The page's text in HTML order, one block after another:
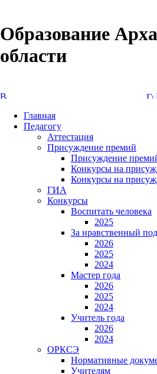
Образование
области
Главная
Педагогу
Аттестация
Присуждение премий
Присуждение
Конкурсы на
Конкурсы на
ГИА
Конкурсы
Воспитать человека
2025
За нравственный
2026
2025
2024
Мастер года
2026
2025
2024
Учитель года
2026
2024
ОРКСЭ
Нормативные
Учителям